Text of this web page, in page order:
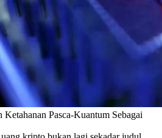
Pasca-Kuantum Sebagai